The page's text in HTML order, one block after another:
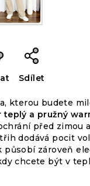
kterou budete
teplý a pružný
před zimou
dodává pocit
působí zároveň
chcete být v
Sdílet